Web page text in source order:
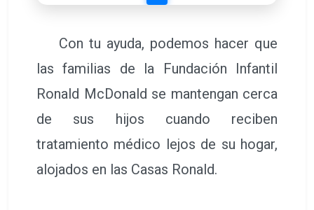
Con tu ayuda, podemos hacer que
las familias de la Fundación Infantil
Ronald McDonald se mantengan cerca
de sus hijos cuando reciben
tratamiento médico lejos de su hogar,
alojados en las Casas Ronald.